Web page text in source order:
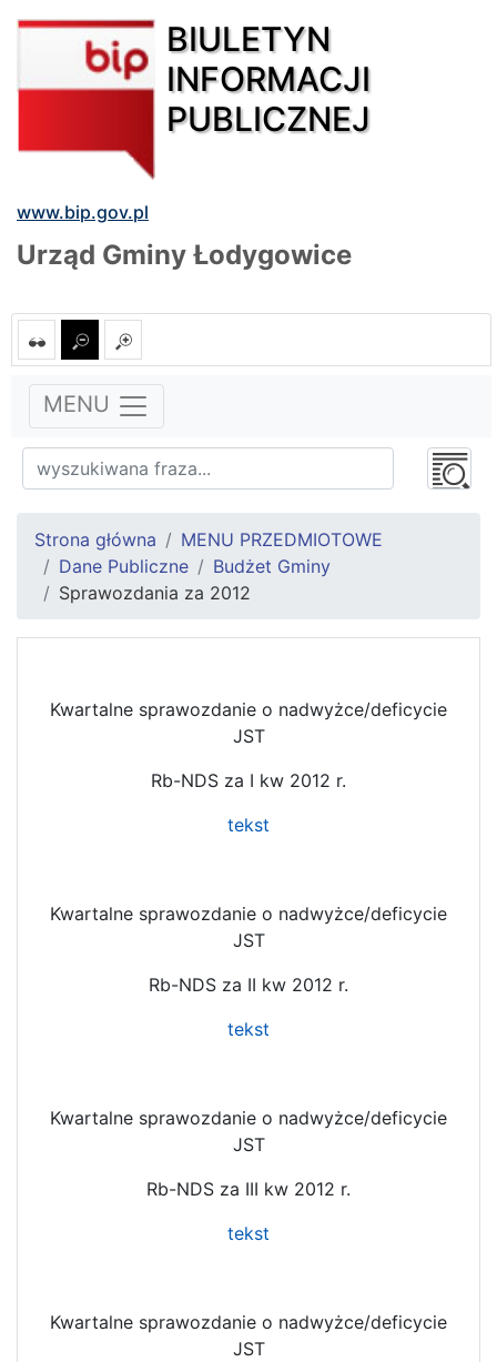
BIULETYN
INFORMACJI
PUBLICZNEJ
www.bip.gov.pl
Urząd Gminy Łodygowice
MENU
Strona główna
MENU PRZEDMIOTOWE
Dane Publiczne
Budżet Gminy
Sprawozdania za 2012
Kwartalne sprawozdanie o nadwyżce/deficycie
JST
Rb-NDS za I kw 2012 r.
tekst
Kwartalne sprawozdanie o nadwyżce/deficycie
JST
Rb-NDS za II kw 2012 r.
tekst
Kwartalne sprawozdanie o nadwyżce/deficycie
JST
Rb-NDS za III kw 2012 r.
tekst
Kwartalne sprawozdanie o nadwyżce/deficycie
JST